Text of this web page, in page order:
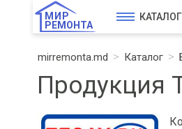
МИР
РЕМОНТА
КАТАЛОГ
mirremonta.md Каталог
Продукция